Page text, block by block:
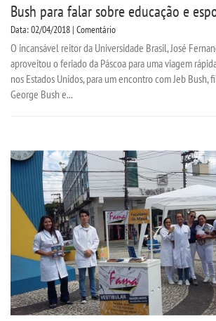
Bush para falar sobre educação e
Data: 02/04/2018 | Comentário
O incansável reitor da Universidade Brasil, José
aproveitou o feriado da Páscoa para uma viagem
nos Estados Unidos, para um encontro com Jeb
George Bush e...